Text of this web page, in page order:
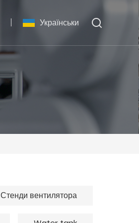
Українськи
Стенди вентилятора